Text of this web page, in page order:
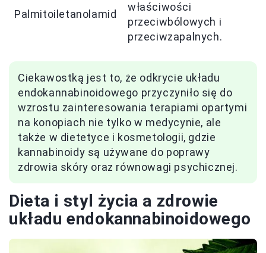
Palmitoiletanolamid
właściwości
przeciwbólowych i
przeciwzapalnych.
Ciekawostką jest to, że odkrycie układu
endokannabinoidowego przyczyniło się do
wzrostu zainteresowania terapiami opartymi
na konopiach nie tylko w medycynie, ale
także w dietetyce i kosmetologii, gdzie
kannabinoidy są używane do poprawy
zdrowia skóry oraz równowagi psychicznej.
Dieta i styl życia a zdrowie
układu endokannabinoidowego